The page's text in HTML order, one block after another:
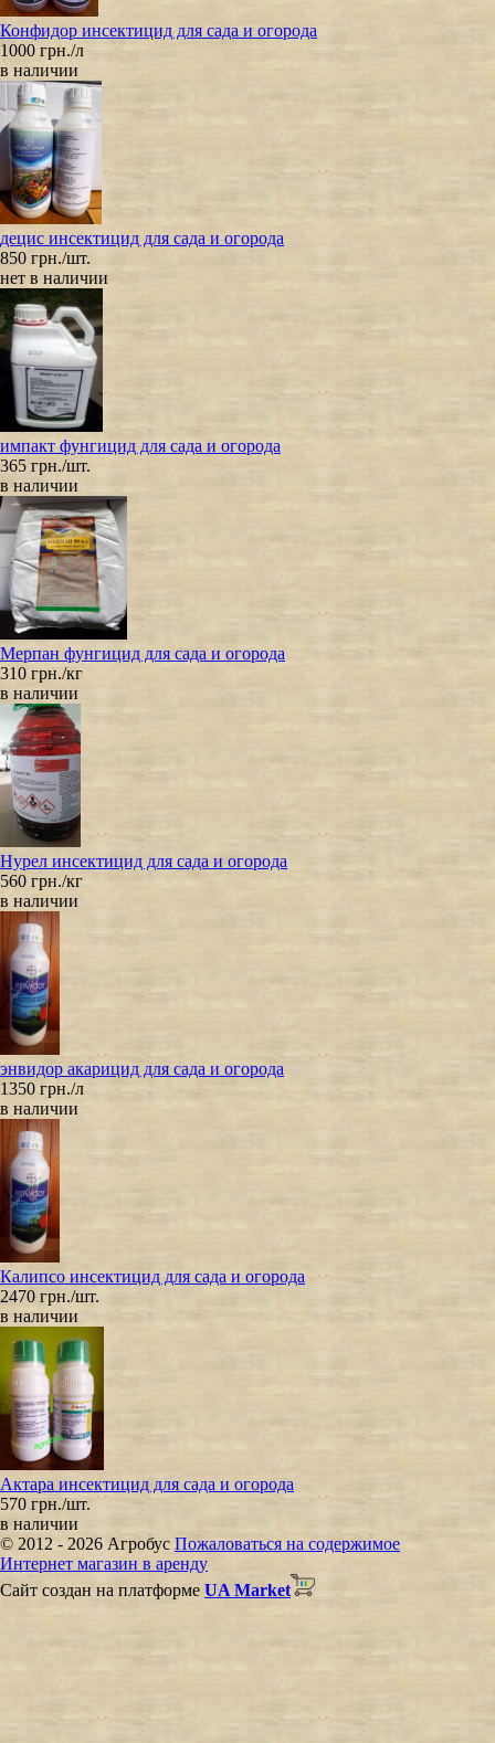
Конфидор инсектицид для сада и огорода
1000 грн./л
в наличии
децис инсектицид для сада и огорода
850 грн./шт.
нет в наличии
импакт фунгицид для сада и огорода
365 грн./шт.
в наличии
Мерпан фунгицид для сада и огорода
310 грн./кг
в наличии
Нурел инсектицид для сада и огорода
560 грн./кг
в наличии
энвидор акарицид для сада и огорода
1350 грн./л
в наличии
Калипсо инсектицид для сада и огорода
2470 грн./шт.
в наличии
Актара инсектицид для сада и огорода
570 грн./шт.
в наличии
© 2012 - 2026 Агробус Пожаловаться на содержимое
Интернет магазин в аренду
Сайт создан на платформе UA Market